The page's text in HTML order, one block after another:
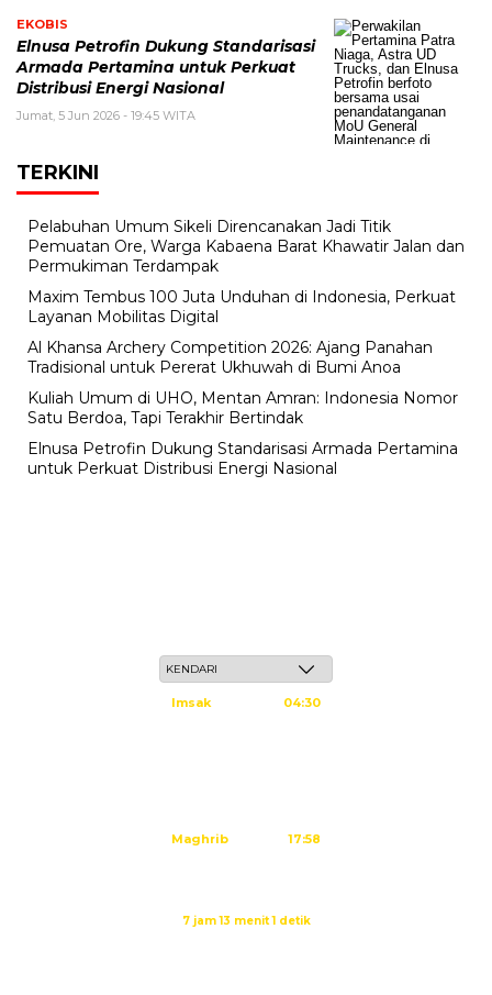
EKOBIS
Elnusa Petrofin Dukung Standarisasi
Armada Pertamina untuk Perkuat
Distribusi Energi Nasional
Jumat, 5 Jun 2026 - 19:45 WITA
TERKINI
Pelabuhan Umum Sikeli Direncanakan Jadi Titik
Pemuatan Ore, Warga Kabaena Barat Khawatir Jalan dan
Permukiman Terdampak
Maxim Tembus 100 Juta Unduhan di Indonesia, Perkuat
Layanan Mobilitas Digital
Al Khansa Archery Competition 2026: Ajang Panahan
Tradisional untuk Pererat Ukhuwah di Bumi Anoa
Kuliah Umum di UHO, Mentan Amran: Indonesia Nomor
Satu Berdoa, Tapi Terakhir Bertindak
Elnusa Petrofin Dukung Standarisasi Armada Pertamina
untuk Perkuat Distribusi Energi Nasional
Imsak 04:30
Maghrib 17:58
7 jam 13 menit 1 detik